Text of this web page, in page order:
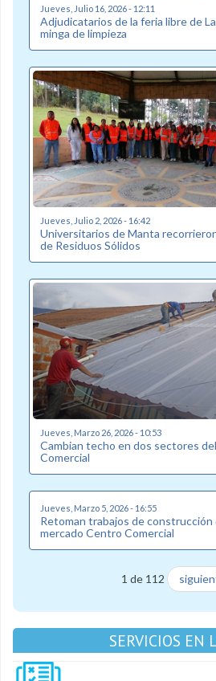
Jueves, Julio 16, 2026 - 12:11
Adjudicatarios de la feria libre de
minga de limpieza
Jueves, Julio 2, 2026 - 16:42
Universitarios de Manta
de Residuos Sólidos
Jueves, Marzo 26, 2026 - 10:53
Cambian techo en dos sectores
Comercial
Jueves, Marzo 5, 2026 - 16:55
Retoman trabajos de construcción
mercado Centro Comercial
1 de 112
SERVICIOS EN